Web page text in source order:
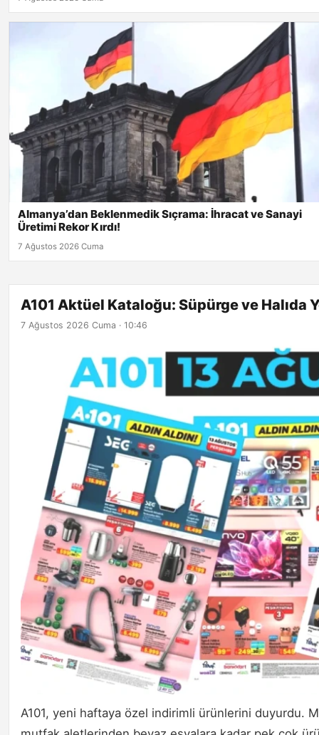
Almanya’dan Beklenmedik Sıçrama: İhracat ve Sanayi
Üretimi Rekor Kırdı!
7 Ağustos 2026 Cuma
A101 Aktüel Kataloğu: Süpürge ve Halıda
7 Ağustos 2026 Cuma · 10:46
A101, yeni haftaya özel indirimli ürünlerini duyurdu.